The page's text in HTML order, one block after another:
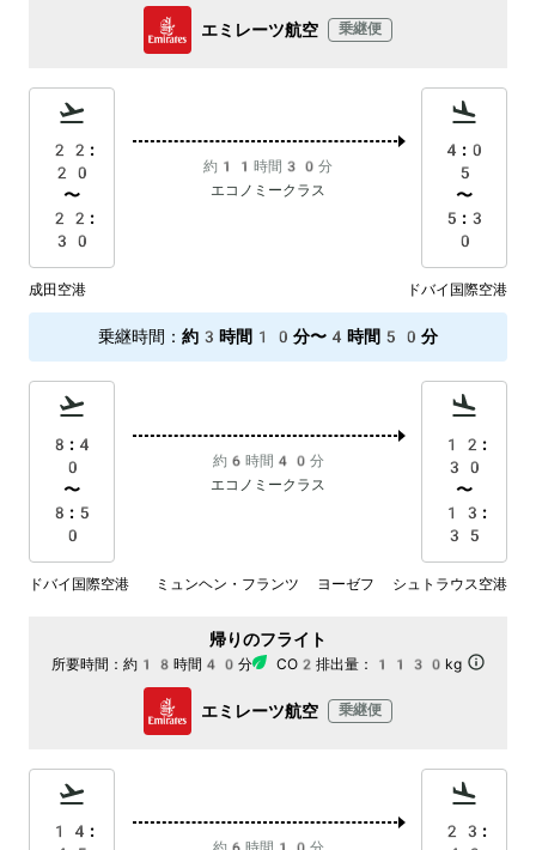
エミレーツ航空 乗継便
22:
20
〜
22:
30
約11時間30分
エコノミークラス
4:0
5
〜
5:3
0
成田空港 ドバイ国際空港
乗継時間 ： 約3時間10分〜4時間50分
8:4
0
〜
8:5
0
約6時間40分
エコノミークラス
12:
30
〜
13:
35
ドバイ国際空港 ミュンヘン・フランツ ヨーゼフ シュトラウス空港
帰りのフライト
所要時間： 約18時間40分 CO2排出量： 1130kg
エミレーツ航空 乗継便
14:
23: